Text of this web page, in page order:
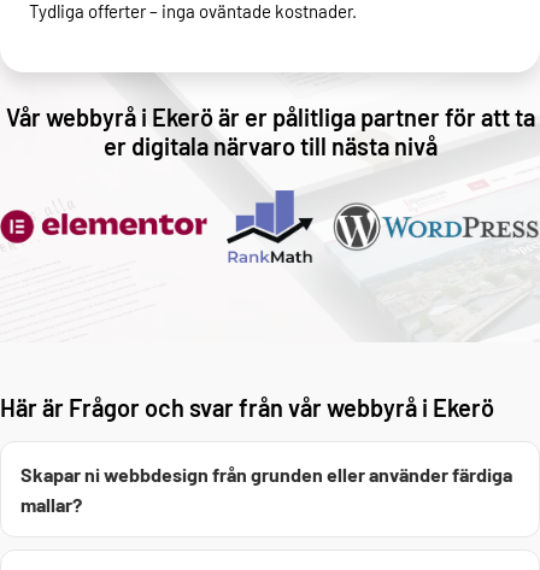
Tydliga offerter – inga oväntade kostnader.
Vår webbyrå i Ekerö är er pålitliga partner för att ta
er digitala närvaro till nästa nivå
Här är Frågor och svar från vår webbyrå i Ekerö
Skapar ni webbdesign från grunden eller använder färdiga
mallar?